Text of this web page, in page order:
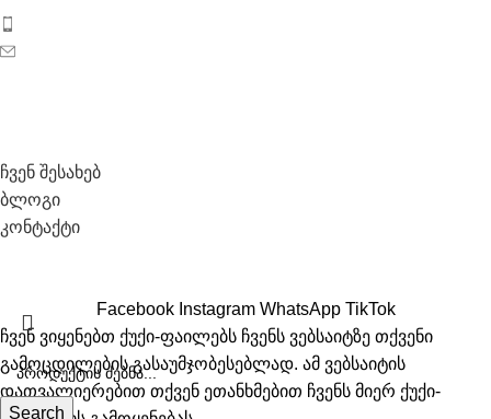
ჩვენ შესახებ
ბლოგი
კონტაქტი
Search
Facebook Instagram WhatsApp TikTok
ჩვენ ვიყენებთ ქუქი-ფაილებს ჩვენს ვებსაიტზე თქვენი
გამოცდილების გასაუმჯობესებლად. ამ ვებსაიტის
დათვალიერებით თქვენ ეთანხმებით ჩვენს მიერ ქუქი-